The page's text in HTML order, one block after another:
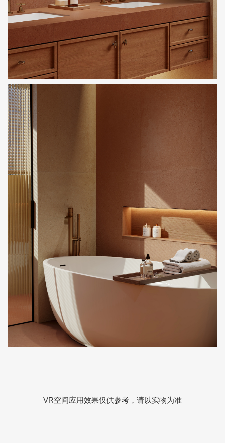
VR空间应用效果仅供参考，请以实物为准